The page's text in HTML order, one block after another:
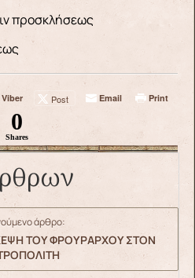
προσκλήσεως
Viber Post Email Print
0
Shares
άρθρο:
ΤΟΥ ΦΡΟΥΡΑΡΧΟΥ ΣΤΟΝ